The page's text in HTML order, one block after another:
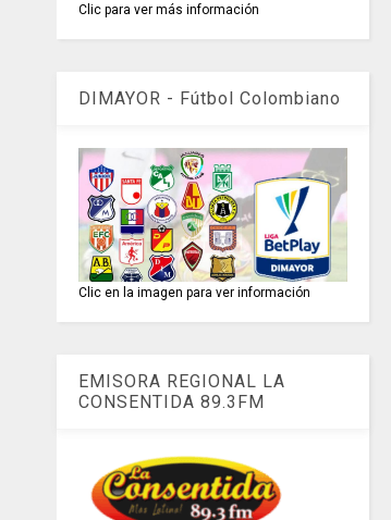
Clic para ver más información
DIMAYOR - Fútbol Colombiano
Clic en la imagen para ver información
EMISORA REGIONAL LA
CONSENTIDA 89.3FM